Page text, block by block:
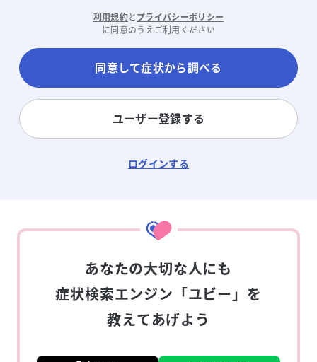
利用規約と プライバシーポリシー
に同意のうえご利用ください
同意して症状から調べる
ユーザー登録する
ログインする
あなたの大切な人にも
症状検索エンジン「ユビー」を
教えてあげよう